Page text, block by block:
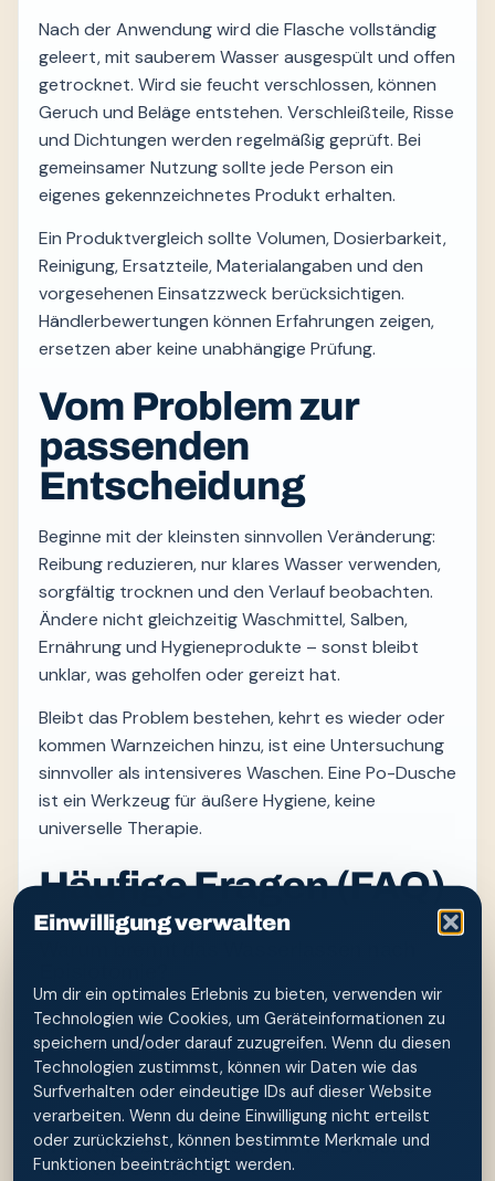
Einwilligung verwalten
Um dir ein optimales Erlebnis zu bieten, verwenden wir
Technologien wie Cookies, um Geräteinformationen zu
speichern und/oder darauf zuzugreifen. Wenn du diesen
Technologien zustimmst, können wir Daten wie das
Surfverhalten oder eindeutige IDs auf dieser Website
verarbeiten. Wenn du deine Einwilligung nicht erteilst
oder zurückziehst, können bestimmte Merkmale und
Funktionen beeinträchtigt werden.
Nach der Anwendung wird die Flasche vollständig
geleert, mit sauberem Wasser ausgespült und offen
getrocknet. Wird sie feucht verschlossen, können
Geruch und Beläge entstehen. Verschleißteile, Risse
und Dichtungen werden regelmäßig geprüft. Bei
gemeinsamer Nutzung sollte jede Person ein
eigenes gekennzeichnetes Produkt erhalten.
Ein Produktvergleich sollte Volumen, Dosierbarkeit,
Reinigung, Ersatzteile, Materialangaben und den
vorgesehenen Einsatzzweck berücksichtigen.
Händlerbewertungen können Erfahrungen zeigen,
ersetzen aber keine unabhängige Prüfung.
Vom Problem zur
passenden
Entscheidung
Beginne mit der kleinsten sinnvollen Veränderung:
Reibung reduzieren, nur klares Wasser verwenden,
sorgfältig trocknen und den Verlauf beobachten.
Ändere nicht gleichzeitig Waschmittel, Salben,
Ernährung und Hygieneprodukte – sonst bleibt
unklar, was geholfen oder gereizt hat.
Bleibt das Problem bestehen, kehrt es wieder oder
kommen Warnzeichen hinzu, ist eine Untersuchung
sinnvoller als intensiveres Waschen. Eine Po-Dusche
ist ein Werkzeug für äußere Hygiene, keine
universelle Therapie.
Häufige Fragen (FAQ)
Urin ist säurehaltig und reizt die offene Naht.
Lauwarmes Wasser während des Wasserlassens
über die Naht laufen lassen — verdünnt den Urin
und nimmt das Brennen sofort.
Wie lange brauche ich eine Po-Dusche
nach der Geburt?